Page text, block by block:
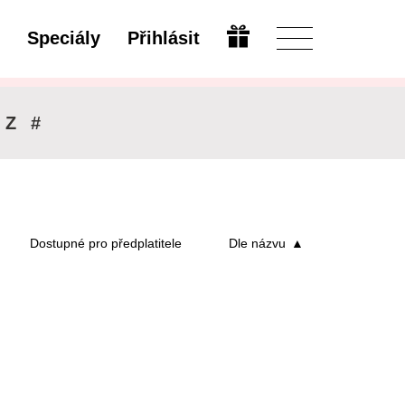
Speciály Přihlásit Upravit
Z #
Dostupné pro předplatitele Dle názvu